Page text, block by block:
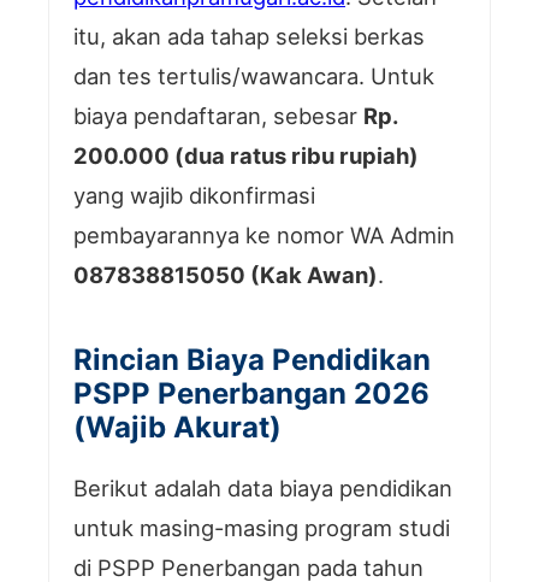
itu, akan ada tahap seleksi berkas
dan tes tertulis/wawancara. Untuk
biaya pendaftaran, sebesar Rp.
200.000 (dua ratus ribu rupiah)
yang wajib dikonfirmasi
pembayarannya ke nomor WA Admin
087838815050 (Kak Awan).
Rincian Biaya Pendidikan
PSPP Penerbangan 2026
(Wajib Akurat)
Berikut adalah data biaya pendidikan
untuk masing-masing program studi
di PSPP Penerbangan pada tahun